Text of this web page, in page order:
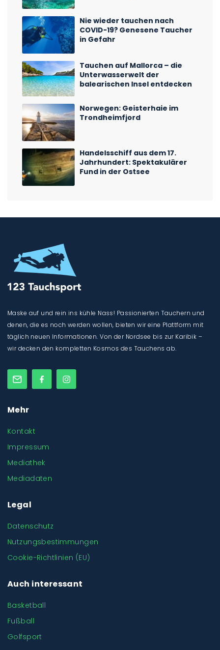
Nie wieder tauchen nach
COVID-19? Genesene Taucher
in Gefahr
Tauchen auf Mallorca – die
Unterwasserwelt der
balearischen Insel entdecken
Norwegen: Geisterhaie im
Trondheimfjord
Handelsschiff aus dem 17.
Jahrhundert: Spektakulärer
Fund in der Ostsee
Maske auf und rein ins kühle Nass! Passionierten Tauchern und
denen, die es noch werden wollen, bieten wir eine Plattform mit
täglich neuen Informationen. Von der Nordsee bis zur Karibik –
wir decken den kompletten Kosmos des Tauchens ab.
Mehr
Kontakt
Impressum
Mediathek
Mediadaten
Legal
Datenschutz
Nutzungsbestimmungen
Cookie-Richtlinien (EU)
Auch interessant
Basketball
Fußball
Golfsport